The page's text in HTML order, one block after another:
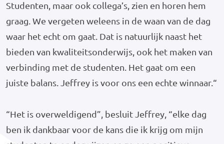
Studenten, maar ook collega’s, zien en horen hem
graag. We vergeten weleens in de waan van de dag
waar het echt om gaat. Dat is natuurlijk naast het
bieden van kwaliteitsonderwijs, ook het maken van
verbinding met de studenten. Het gaat om een
juiste balans. Jeffrey is voor ons een echte winnaar.“
“Het is overweldigend”, besluit Jeffrey, “elke dag
ben ik dankbaar voor de kans die ik krijg om mijn